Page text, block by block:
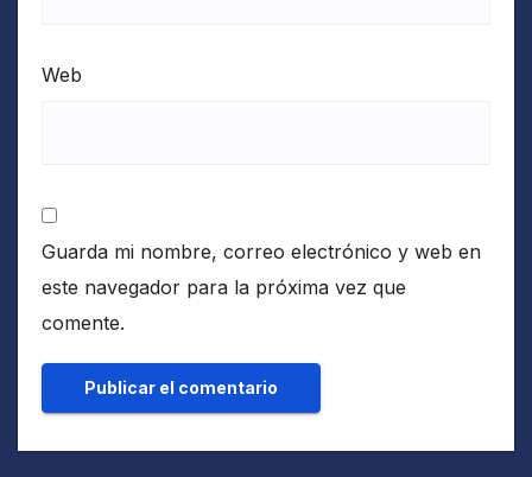
Web
Guarda mi nombre, correo electrónico y web en
este navegador para la próxima vez que
comente.